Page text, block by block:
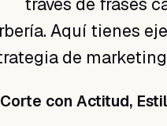
Aquí tienes
de
con Actitud,